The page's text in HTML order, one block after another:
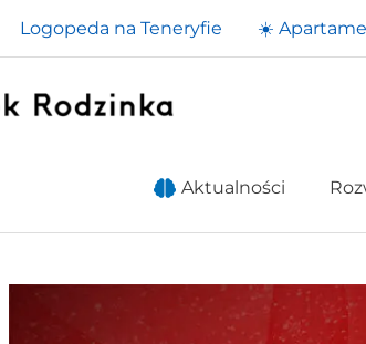
Logopeda na Teneryfie ☀️
Aktualności